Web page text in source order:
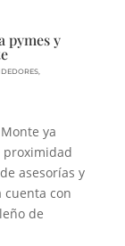
pymes y
,
ya
proximidad
asesorías y
cuenta con
de